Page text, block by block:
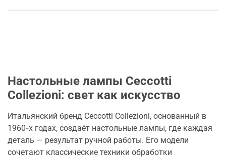
Настольные лампы Ceccotti
Collezioni: свет как искусство
Итальянский бренд Ceccotti Collezioni, основанный в
1960‑х годах, создаёт настольные лампы, где каждая
деталь — результат ручной работы. Его модели
сочетают классические техники обработки